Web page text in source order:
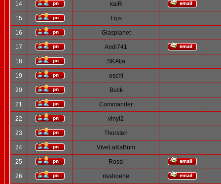
14 kaiR
15 Fips
16 Glasplanet
17 Andi741
18 SKAtja
19 oschi
20 Buck
21 Commander
22 vinyl2
23 Thorsten
24 ViveLaKaBum
25 Rossi
26 risshoehe